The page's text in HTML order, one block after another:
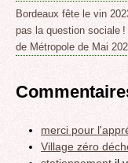
Bordeaux fête le vin
pas la question sociale
de Métropole de Mai
merci pour
Village zéro